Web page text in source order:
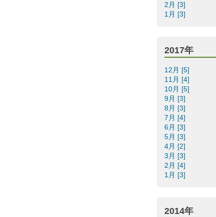
2月 [3]
1月 [3]
2017年
12月 [5]
11月 [4]
10月 [5]
9月 [3]
8月 [3]
7月 [4]
6月 [3]
5月 [3]
4月 [2]
3月 [3]
2月 [4]
1月 [3]
2014年